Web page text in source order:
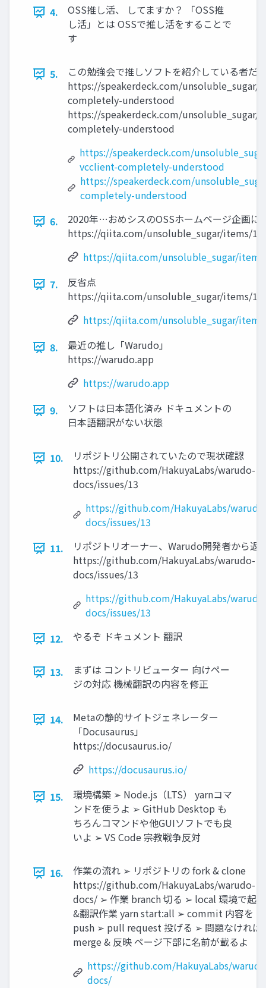
4.
OSS推し活、 してますか？ 「OSS推
し活」とは OSSで推し活をすることで
す
5.
この勉強会で推しソフトを紹介している者だ
https://speakerdeck.com/unsoluble_sugar/
completely-understood
https://speakerdeck.com/unsoluble_sugar/
completely-understood
https://speakerdeck.com/
vcclient-completely-understood
https://speakerdeck.com/
completely-understood
6.
2020年…おめシスのOSSホームページ企画に
https://qiita.com/unsoluble_sugar/items/
https://qiita.com/unsoluble_sugar/
7.
反省点
https://qiita.com/unsoluble_sugar/items/
https://qiita.com/unsoluble_sugar/
8.
最近の推し「Warudo」
https://warudo.app
https://warudo.app
9.
ソフトは日本語化済み ドキュメントの
日本語翻訳がない状態
10.
リポジトリ公開されていたので現状確認
https://github.com/HakuyaLabs/warudo-
docs/issues/13
https://github.com/HakuyaLabs/
docs/issues/13
11.
リポジトリオーナー、Warudo開発者から返
https://github.com/HakuyaLabs/warudo-
docs/issues/13
https://github.com/HakuyaLabs/
docs/issues/13
12.
やるぞ ドキュメント 翻訳
13.
まずは コントリビューター 向けペー
ジの対応 機械翻訳の内容を修正
14.
Metaの静的サイトジェネレーター
「Docusaurus」
https://docusaurus.io/
https://docusaurus.io/
15.
環境構築 ➢ Node.js（LTS） yarnコマ
ンドを使うよ ➢ GitHub Desktop も
ちろんコマンドや他GUIソフトでも良
いよ ➢ VS Code 宗教戦争反対
16.
作業の流れ ➢ リポジトリの fork & clone
https://github.com/HakuyaLabs/warudo-
docs/ ➢ 作業 branch 切る ➢ local 環境で起動
&翻訳作業 yarn start:all ➢ commit 内容を
push ➢ pull request 投げる ➢ 問題なければ
merge & 反映 ページ下部に名前が載るよ
https://github.com/HakuyaLabs/
docs/